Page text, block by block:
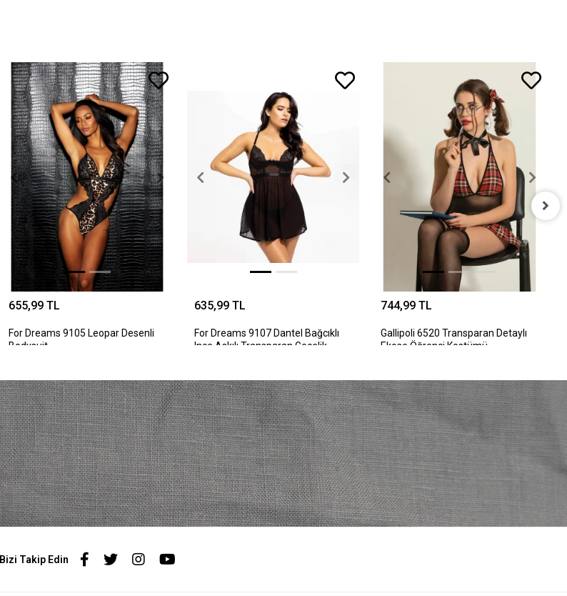
655,99 TL
For Dreams 9105 Leopar Desenli
Bodysuit
635,99 TL
For Dreams 9107 Dantel Bağcıklı
Ince Askılı Transparan Gecelik
744,99 TL
Gallipoli 6520 Transparan Detaylı
Ekose Öğrenci Kostümü
Bizi Takip Edin